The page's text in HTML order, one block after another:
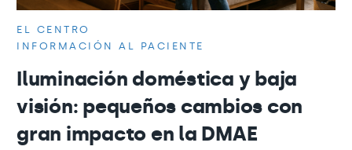
EL CENTRO
INFORMACIÓN AL PACIENTE
Iluminación doméstica y baja
visión: pequeños cambios con
gran impacto en la DMAE